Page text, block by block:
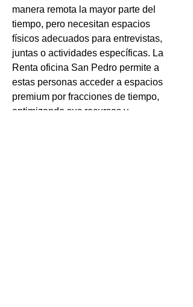
manera remota la mayor parte del
tiempo, pero necesitan espacios
físicos adecuados para entrevistas,
juntas o actividades específicas. La
Renta oficina San Pedro permite a
estas personas acceder a espacios
premium por fracciones de tiempo,
optimizando sus recursos y